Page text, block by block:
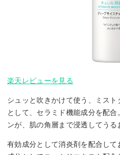
楽天レビューを見る
シュッと吹きかけて使う、ミス
として、セラミド機能成分を配
ンが、肌の角層まで浸透してうる
有効成分として消炎剤を配合し